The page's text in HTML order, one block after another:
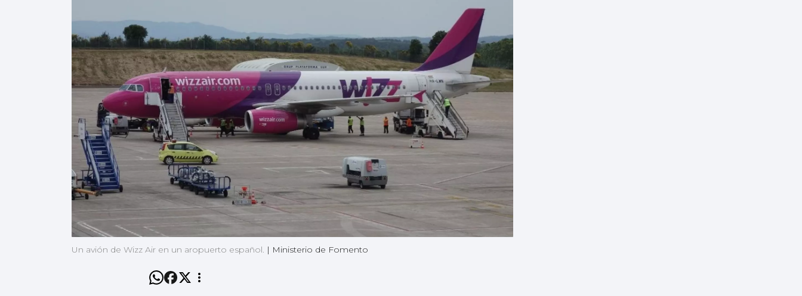
Un avión de Wizz Air en un aropuerto español. | Ministerio de Fomento